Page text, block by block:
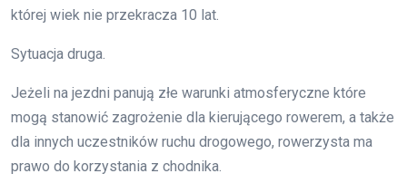
której wiek nie przekracza 10 lat.
Sytuacja druga.
Jeżeli na jezdni panują złe warunki atmosferyczne które
mogą stanowić zagrożenie dla kierującego rowerem, a także
dla innych uczestników ruchu drogowego, rowerzysta ma
prawo do korzystania z chodnika.